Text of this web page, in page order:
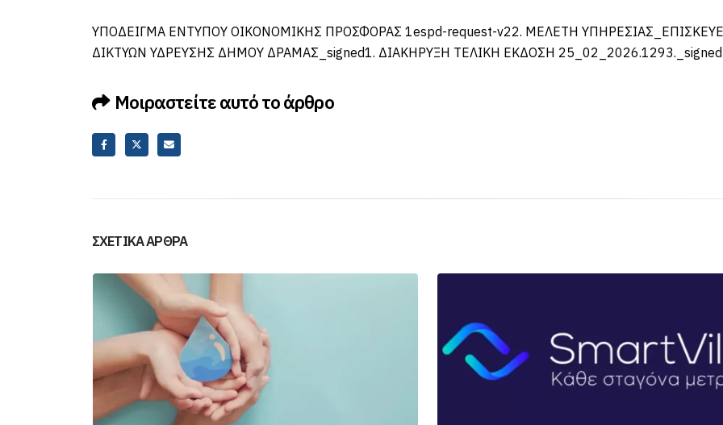
ΥΠΟΔΕΙΓΜΑ ΕΝΤΥΠΟΥ ΟΙΚΟΝΟΜΙΚΗΣ ΠΡΟΣΦΟΡΑΣ 1espd-request-v22. ΜΕΛΕΤΗ
ΔΙΚΤΥΩΝ ΥΔΡΕΥΣΗΣ ΔΗΜΟΥ ΔΡΑΜΑΣ_signed1. ΔΙΑΚΗΡΥΞΗ ΤΕΛΙΚΗ ΕΚΔΟΣΗ 25_02_2026.1293._signed
Μοιραστείτε αυτό το άρθρο
ΣΧΕΤΙΚΆ ΆΡΘΡΑ